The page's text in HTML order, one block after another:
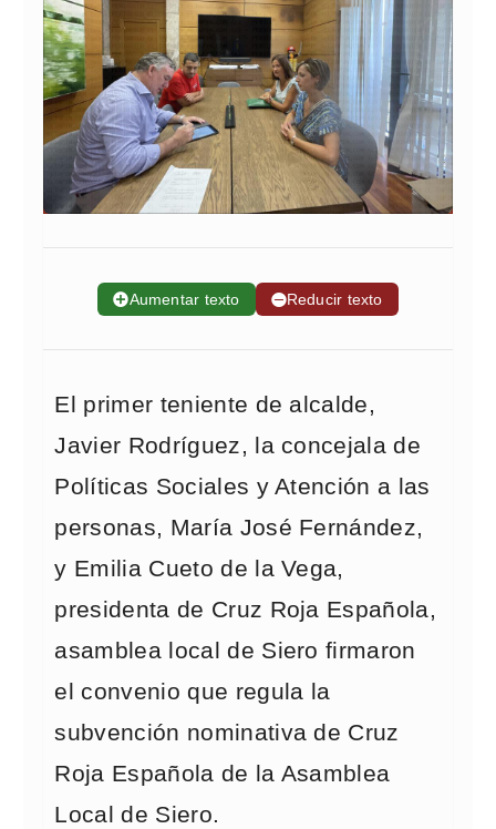
➕Aumentar texto ➖Reducir texto
El primer teniente de alcalde,
Javier Rodríguez, la concejala de
Políticas Sociales y Atención a las
personas, María José Fernández,
y Emilia Cueto de la Vega,
presidenta de Cruz Roja Española,
asamblea local de Siero firmaron
el convenio que regula la
subvención nominativa de Cruz
Roja Española de la Asamblea
Local de Siero.